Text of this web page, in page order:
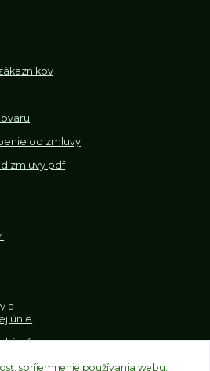
od zmluvy
zmluvy pdf
a
únie
spríjemnenie používania webu,